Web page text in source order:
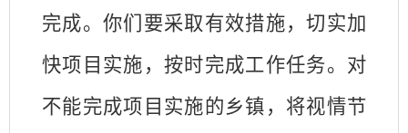
完成。你们要采取有效措施，切实加
快项目实施，按时完成工作任务。对
不能完成项目实施的乡镇，将视情节